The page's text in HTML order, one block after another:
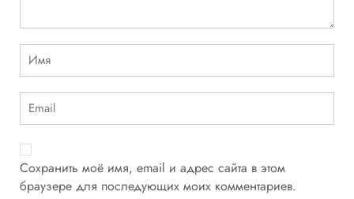
Сохранить моё имя, email и адрес сайта в этом
браузере для последующих моих комментариев.